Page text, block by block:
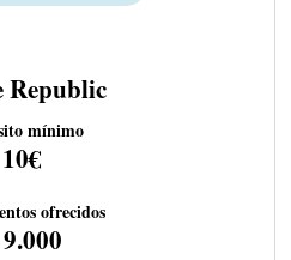
Republic
mínimo
10€
ofrecidos